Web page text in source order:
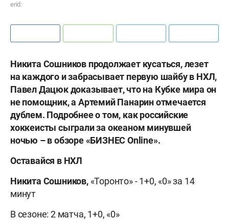
erid:
Никита Сошников продолжает кусаться, лезет
на каждого и забрасывает первую шайбу в НХЛ,
Павел Дацюк доказывает, что на Кубке мира он
не помощник, а Артемий Панарин отмечается
дублем. Подробнее о том, как российские
хоккеисты сыграли за океаном минувшей
ночью – в обзоре «БИЗНЕС Online».
Оставайся в НХЛ
Никита Сошников, «Торонто» - 1+0, «0» за 14
минут
В сезоне: 2 матча, 1+0, «0»